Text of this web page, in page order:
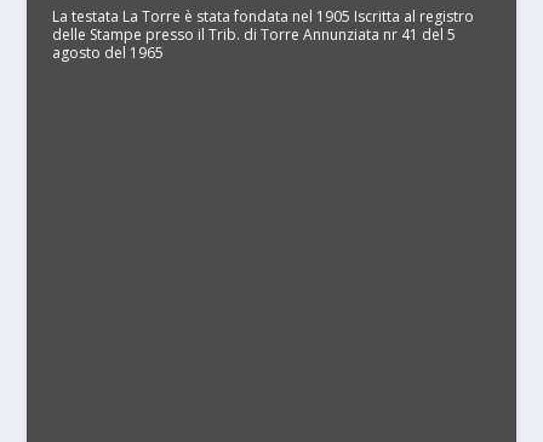
La testata La Torre è stata fondata nel 1905 Iscritta al registro
delle Stampe presso il Trib. di Torre Annunziata nr 41 del 5
agosto del 1965